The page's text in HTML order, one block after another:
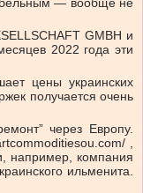
GMBH и
2022 года эти
цены украинских
получается очень
через Европу.
,
например, компания
ильменита.